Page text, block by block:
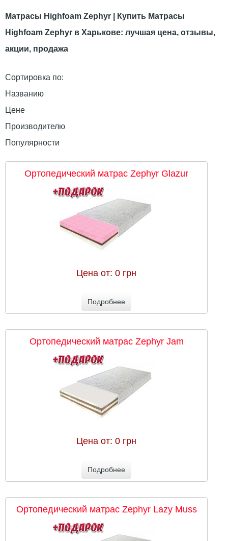
Матрасы Highfoam Zephyr | Купить Матрасы
Highfoam Zephyr в Харькове: лучшая цена, отзывы,
акции, продажа
Сортировка по:
Названию
Цене
Производителю
Популярности
Ортопедический матрас Zephyr Glazur
Цена от:0 грн
Подробнее
Ортопедический матрас Zephyr Jam
Цена от:0 грн
Подробнее
Ортопедический матрас Zephyr Lazy Muss